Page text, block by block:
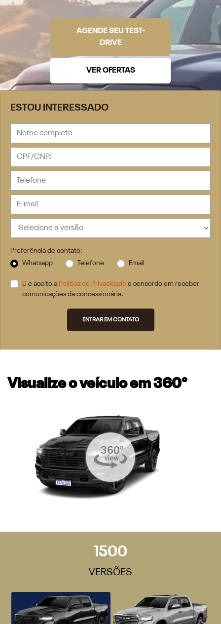
ESTOU INTERESSADO
Preferência de contato:
Whatsapp
Telefone Email
Li e aceito a Política de Privacidade e concordo em receber
comunicações da concessionária.
ENTRAR EM CONTATO
AGENDE SEU TEST-
DRIVE
VER OFERTAS
Visualize o veículo em 360°
1500
VERSÕES